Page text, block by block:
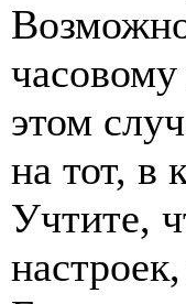
этом
на тот, в
Учтите,